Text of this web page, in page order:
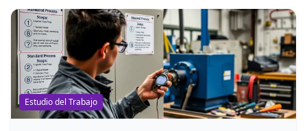
Estudio del Trabajo